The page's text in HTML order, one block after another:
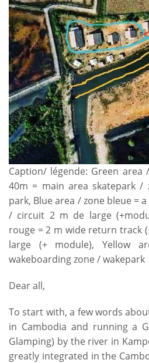
Caption/ légende: Green
40m = main area skatepark /
park, Blue area / zone bleue =
/ circuit 2 m de large
rouge = 2 m wide return track
large (+ module), Yellow
wakeboarding zone / wakepark
Dear all,
To start with, a few words
in Cambodia and running a
Glamping) by the river in
greatly integrated in the